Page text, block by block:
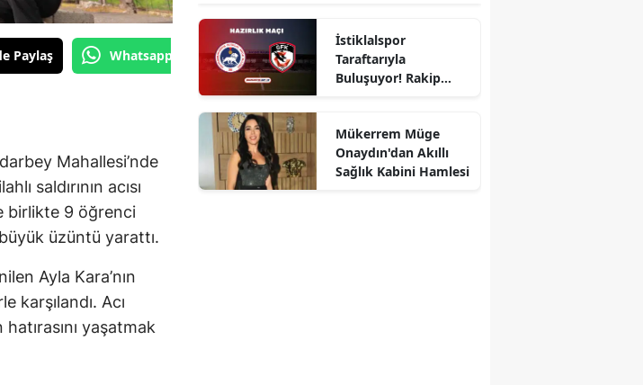
Paylaş Whatsapp'tan Gönder
Mahallesi’nde
saldırının acısı
birlikte 9 öğrenci
üzüntü yarattı.
Ayla Kara’nın
karşılandı. Acı
yaşatmak
İstiklalspor
Taraftarıyla
Buluşuyor! Rakip
Mükerrem Müge
Onaydın'dan Akıllı
Sağlık Kabini Hamlesi